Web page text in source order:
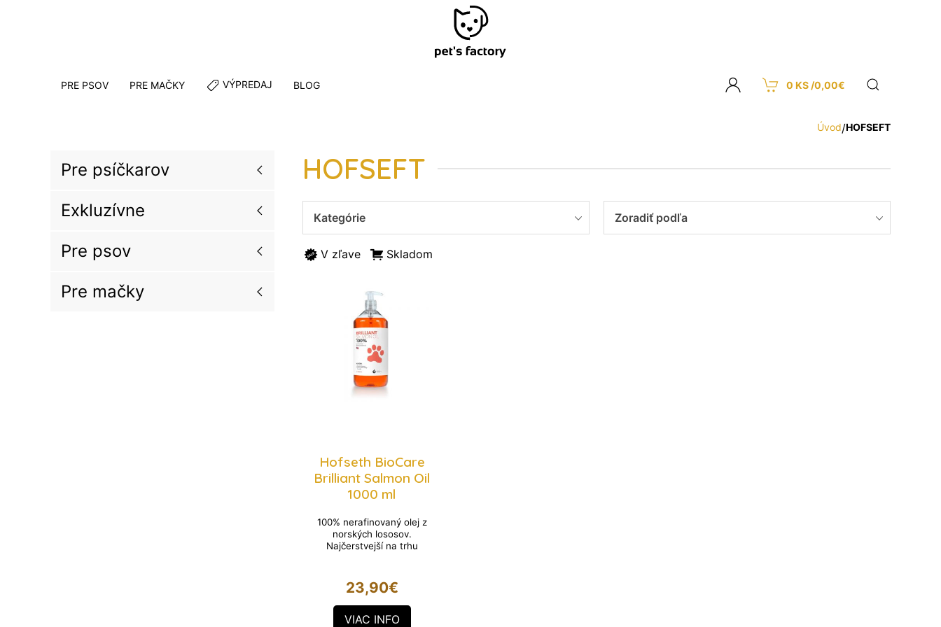
PRE PSOV PRE MAČKY VÝPREDAJ BLOG 0 KS /0,00€
Úvod/HOFSEFT
HOFSEFT
Kategórie Zoradiť podľa
V zľave Skladom
Hofseth BioCare
Brilliant Salmon Oil
1000 ml
100% nerafinovaný olej z
norských lososov.
Najčerstvejší na trhu
23,90€
VIAC INFO
Pre psíčkarov
Exkluzívne
Pre psov
Pre mačky